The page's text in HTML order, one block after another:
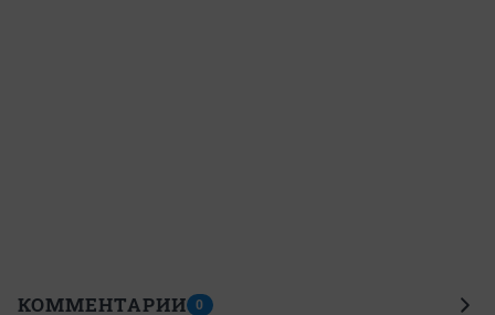
КОММЕНТАРИИ 0